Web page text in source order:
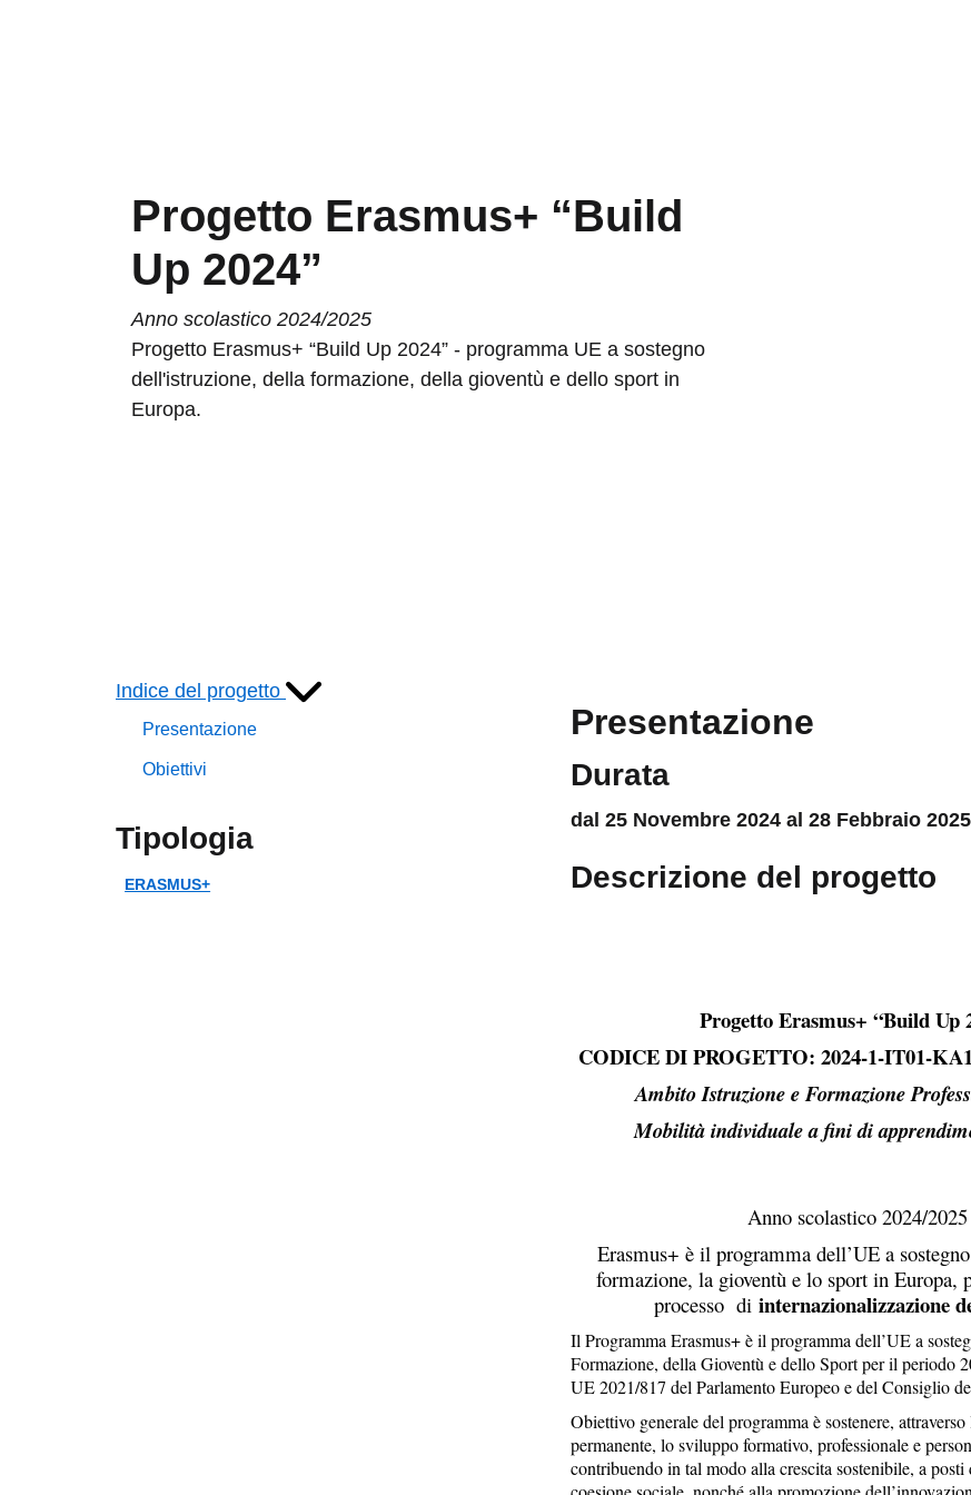
Progetto Erasmus+ “Build
Up 2024”
Anno scolastico 2024/2025
Progetto Erasmus+ “Build Up 2024” - programma UE a sostegno
dell'istruzione, della formazione, della gioventù e dello sport in
Europa.
Indice del progetto
Presentazione
Obiettivi
Tipologia
ERASMUS+
Presentazione
Durata
dal 25 Novembre 2024 al 28 Febbraio 2025
Descrizione del progetto
Progetto Erasmus+ “Build Up
CODICE DI PROGETTO: 2024-1-IT01-
Ambito Istruzione e Formazione
Mobilità individuale a fini di
Anno scolastico 2024/2025
Erasmus+ è il programma dell’UE a
formazione, la gioventù e lo sport in Europa,
processo di internazionalizzazione
Il Programma Erasmus+ è il programma dell’UE a
Formazione, della Gioventù e dello Sport per il periodo
UE 2021/817 del Parlamento Europeo e del Consiglio
Obiettivo generale del programma è sostenere,
permanente, lo sviluppo formativo, professionale e
contribuendo in tal modo alla crescita sostenibile, a